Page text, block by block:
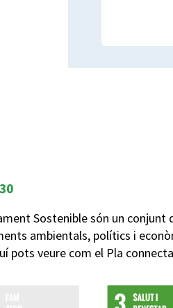
Sostenible són un conjunt
ambientals, polítics i
pots veure com el Pla